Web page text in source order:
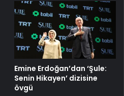
Emine Erdoğan’dan ‘Şule:
Senin Hikayen’ dizisine
övgü